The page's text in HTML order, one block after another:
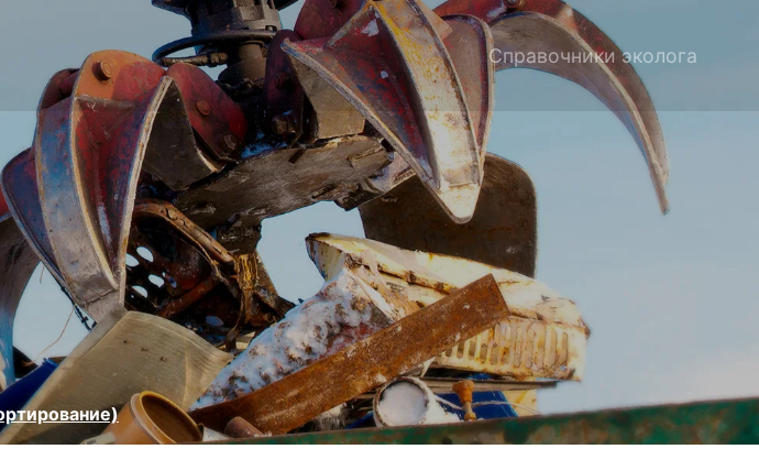
Справочники эколога